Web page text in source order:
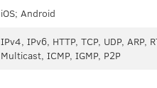
iOS; Android
IPv4, IPv6, HTTP, TCP, UDP, ARP,
Multicast, ICMP, IGMP, P2P